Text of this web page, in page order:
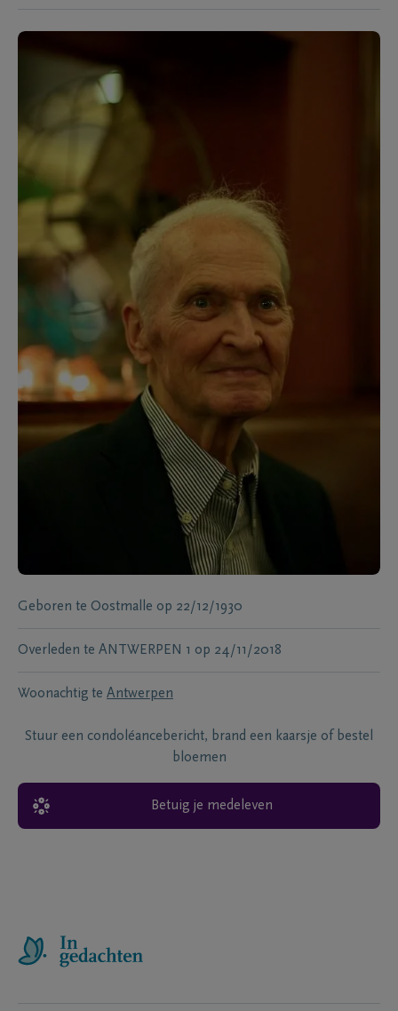
Geboren te Oostmalle op 22/12/1930
Overleden te ANTWERPEN 1 op 24/11/2018
Woonachtig te Antwerpen
Stuur een condoléancebericht, brand een kaarsje of bestel
bloemen
Betuig je medeleven